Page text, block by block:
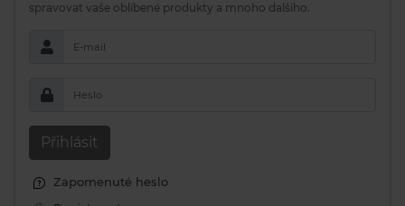
spravovat vaše oblíbené produkty a mnoho dalšího.
E-mail
Heslo
Přihlásit
Zapomenuté heslo